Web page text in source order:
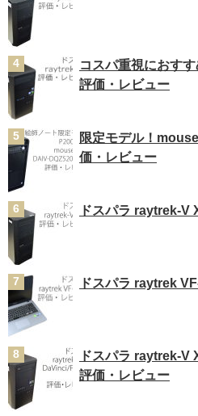
コスパ重視におす
評価・レビュー
限定モデル！
価・レビュー
ドスパラ raytrek-V
ドスパラ raytrek
ドスパラ raytrek-
評価・レビュー